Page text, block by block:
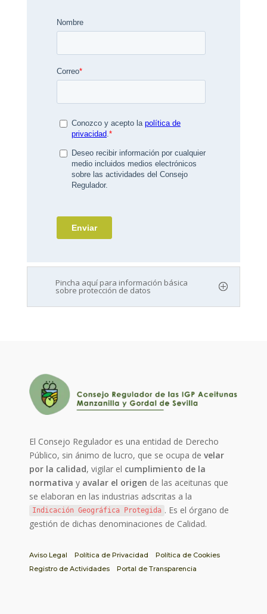
Pincha aquí para información básica
sobre protección de datos
El Consejo Regulador es una entidad de Derecho
Público, sin ánimo de lucro, que se ocupa develar
por la calidad, vigilar el cumplimiento de la
normativa y avalar el origen de las aceitunas que
se elaboran en las industrias adscritas a la
Indicación Geográfica Protegida . Es el órgano de
gestión de dichas denominaciones de Calidad.
Aviso Legal Política de Privacidad
Política de Cookies
Registro de Actividades
Portal de Transparencia